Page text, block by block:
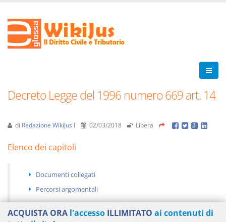
Decreto Legge del 1996 numero 669 art. 14
di Redazione WikiJus I 02/03/2018 Libera
Elenco dei capitoli
Documenti collegati
Percorsi argomentali
ACQUISTA ORA l'accesso ILLIMITATO ai contenuti di